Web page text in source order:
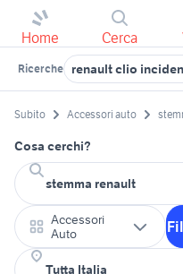
Home Cerca
Ricerche renault clio
Subito Accessori auto
Cosa cerchi?
Accessori
Auto